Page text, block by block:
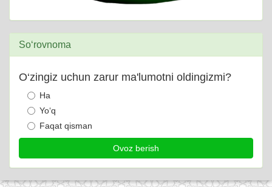
So‘rovnoma
O‘zingiz uchun zarur ma'lumotni oldingizmi?
Ha
Yo‘q
Faqat qisman